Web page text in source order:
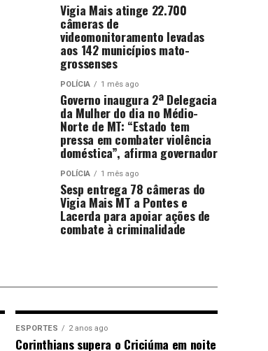
Vigia Mais atinge 22.700
câmeras de
videomonitoramento levadas
aos 142 municípios mato-
grossenses
POLÍCIA 1 mês ago
Governo inaugura 2ª Delegacia
da Mulher do dia no Médio-
Norte de MT: “Estado tem
pressa em combater violência
doméstica”, afirma governador
POLÍCIA 1 mês ago
Sesp entrega 78 câmeras do
Vigia Mais MT a Pontes e
Lacerda para apoiar ações de
combate à criminalidade
ESPORTES 2 anos ago
Corinthians supera o Criciúma em noite